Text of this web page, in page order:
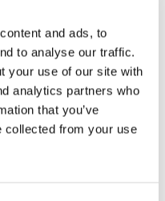
and ads, to
to analyse our traffic.
your use of our site with
analytics partners who
that you’ve
collected from your use
och bak